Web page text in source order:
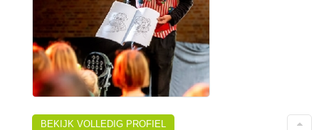
BEKIJK VOLLEDIG PROFIEL